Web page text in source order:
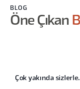
BLOG
Öne Çıkan
Çok yakında